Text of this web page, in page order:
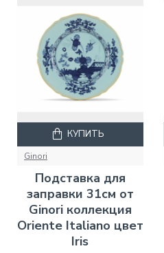
Ginori
Подставка для
заправки 31см от
Ginori коллекция
Oriente Italiano цвет
Iris
КУПИТЬ